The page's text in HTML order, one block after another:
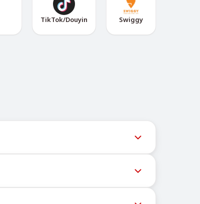
TikTok/Douyin Swiggy